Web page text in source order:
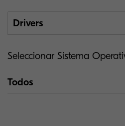
Drivers
Seleccionar Sistema
Todos